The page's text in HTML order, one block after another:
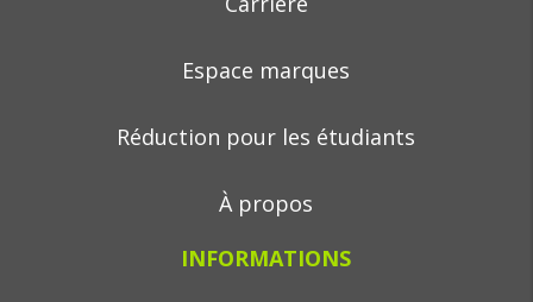
Espace marques
Réduction pour les étudiants
À propos
INFORMATIONS